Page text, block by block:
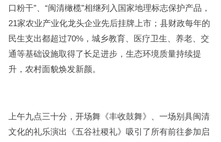
口粉干”、“闽清橄榄”相继列入国家地理标志保护产品，
21家农业产业化龙头企业先后挂牌上市；县财政每年的
民生支出都超过70%，城乡教育、医疗卫生、养老、交
通等基础设施取得了长足进步，生态环境质量持续提
升，农村面貌焕发新颜。
上午九点三十分，开场舞《丰收鼓舞》、一场别具闽清
文化的礼乐演出《五谷社稷礼》吸引了所有前往参加启